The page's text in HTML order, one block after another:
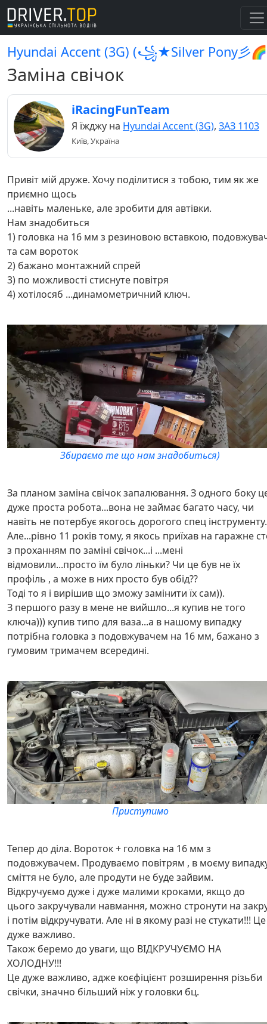
Hyundai Accent (3G) (꧁★Silver Pony彡
Заміна свічок
iRacingFunTeam
Я їжджу на Hyundai Accent (3G), ЗАЗ 1103
Київ, Україна
Привіт мій друже. Хочу поділитися з тобою, тим як же
приємно щось
...навіть маленьке, але зробити для автівки.
Нам знадобиться
1) головка на 16 мм з резиновою вставкою,
та сам вороток
2) бажано монтажний спрей
3) по можливості стиснуте повітря
4) хотілосяб ...динамометричний ключ.
Збираємо те що нам знадобиться)
За планом заміна свічок запалювання. З одного боку
дуже проста робота...вона не займає багато часу, чи
навіть не потербує якогось дорогого спец інструменту.
Але...рівно 11 років тому, я якось приїхав на гаражне
з проханням по заміні свічок...і ...мені
відмовили...просто їм було ліньки? Чи це був не їх
профіль , а може в них просто був обід??
Тоді то я і вирішив що зможу замінити їх сам)).
З першого разу в мене не вийшло...я купив не того
ключа))) купив типо для ваза...а в нашому випадку
потрібна головка з подовжувачем на 16 мм, бажано з
гумовим тримачем всередині.
Приступимо
Тепер до діла. Вороток + головка на 16 мм з
подовжувачем. Продуваємо повітрям , в моєму
сміття не було, але продути не буде зайвим.
Відкручуємо дуже і дуже малими кроками, якщо до
цього закручували навмання, можно стронути на
і потім відкручувати. Але ні в якому разі не стукати!!! Це
дуже важливо.
Також беремо до уваги, що ВІДКРУЧУЄМО НА
ХОЛОДНУ!!!
Це дуже важливо, адже коєфіцієнт розширення різьби
свічки, значно більший ніж у головки бц.